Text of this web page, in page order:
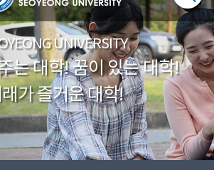
UNIVERSITY
는 대학! 꿈이 있는 대학!
가 즐거운 대학!